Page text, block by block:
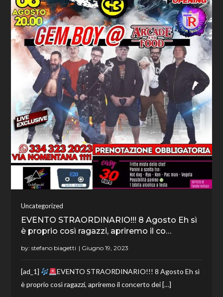
Uncategorized
EVENTO STRAORDINARIO!!! 8 Agosto Eh sì
è proprio così ragazzi, apriremo il co…
by:stefano biagetti
[ad_1]
EVENTO STRAORDINARIO!!! 8 Agosto Eh sì
è proprio così ragazzi, apriremo il concerto dei […]